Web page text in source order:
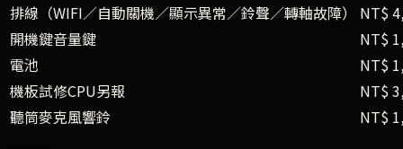
排線（WIFI／自動關機／顯示異常／鈴聲／轉軸故障）
NT$
開機鍵音量鍵
NT$
電池
NT$
機板試修CPU另報
NT$
聽筒麥克風響鈴
NT$